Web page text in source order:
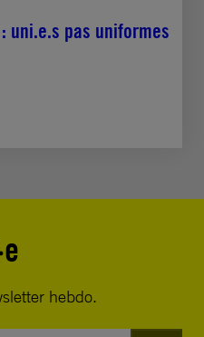
uni.e.s pas uniformes
hebdo.